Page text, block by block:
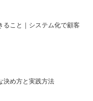
ること｜システム化で顧客
決め方と実践方法